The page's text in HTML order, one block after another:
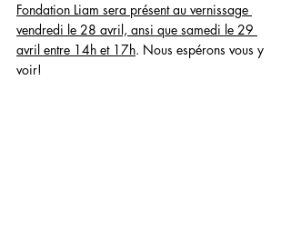
Fondation Liam sera présent au vernissage
vendredi le 28 avril, ansi que samedi le 29
avril entre 14h et 17h. Nous espérons vous y
voir!